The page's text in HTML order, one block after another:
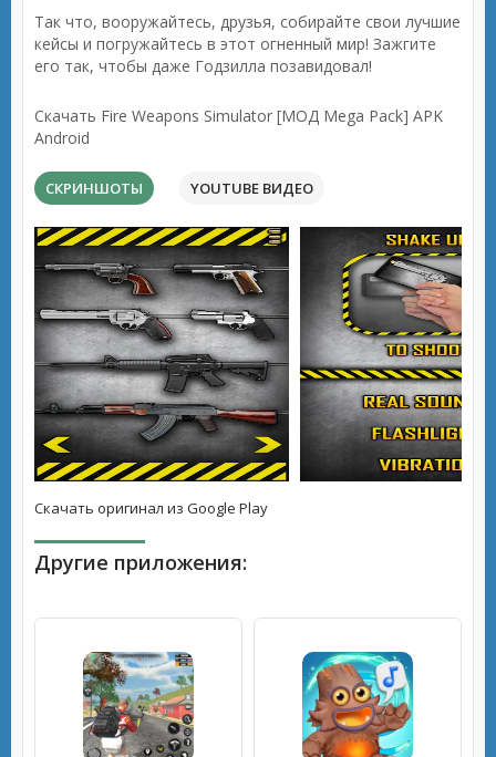
Так что, вооружайтесь, друзья, собирайте свои лучшие
кейсы и погружайтесь в этот огненный мир! Зажгите
его так, чтобы даже Годзилла позавидовал!
Скачать Fire Weapons Simulator [МОД Mega Pack] APK
Android
СКРИНШОТЫ YOUTUBE ВИДЕО
Скачать оригинал из Google Play
Другие приложения: